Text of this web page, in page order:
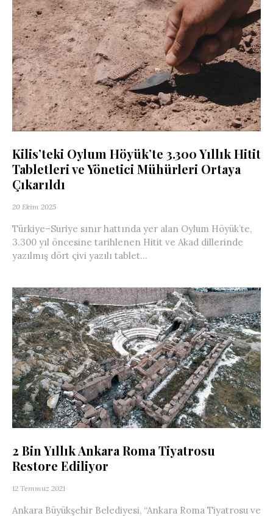
Kilis’teki Oylum Höyük’te 3.300 Yıllık Hitit
Tabletleri ve Yönetici Mühürleri Ortaya
Çıkarıldı
20 Ekim 2025
Türkiye–Suriye sınır hattında yer alan Oylum Höyük’te,
3.300 yıl öncesine tarihlenen Hitit ve Akad dillerinde
yazılmış dört çivi yazılı tablet...
2 Bin Yıllık Ankara Roma Tiyatrosu
Restore Ediliyor
12 Temmuz 2021
Ankara Büyükşehir Belediyesi, “Ankara Roma Tiyatrosu ve